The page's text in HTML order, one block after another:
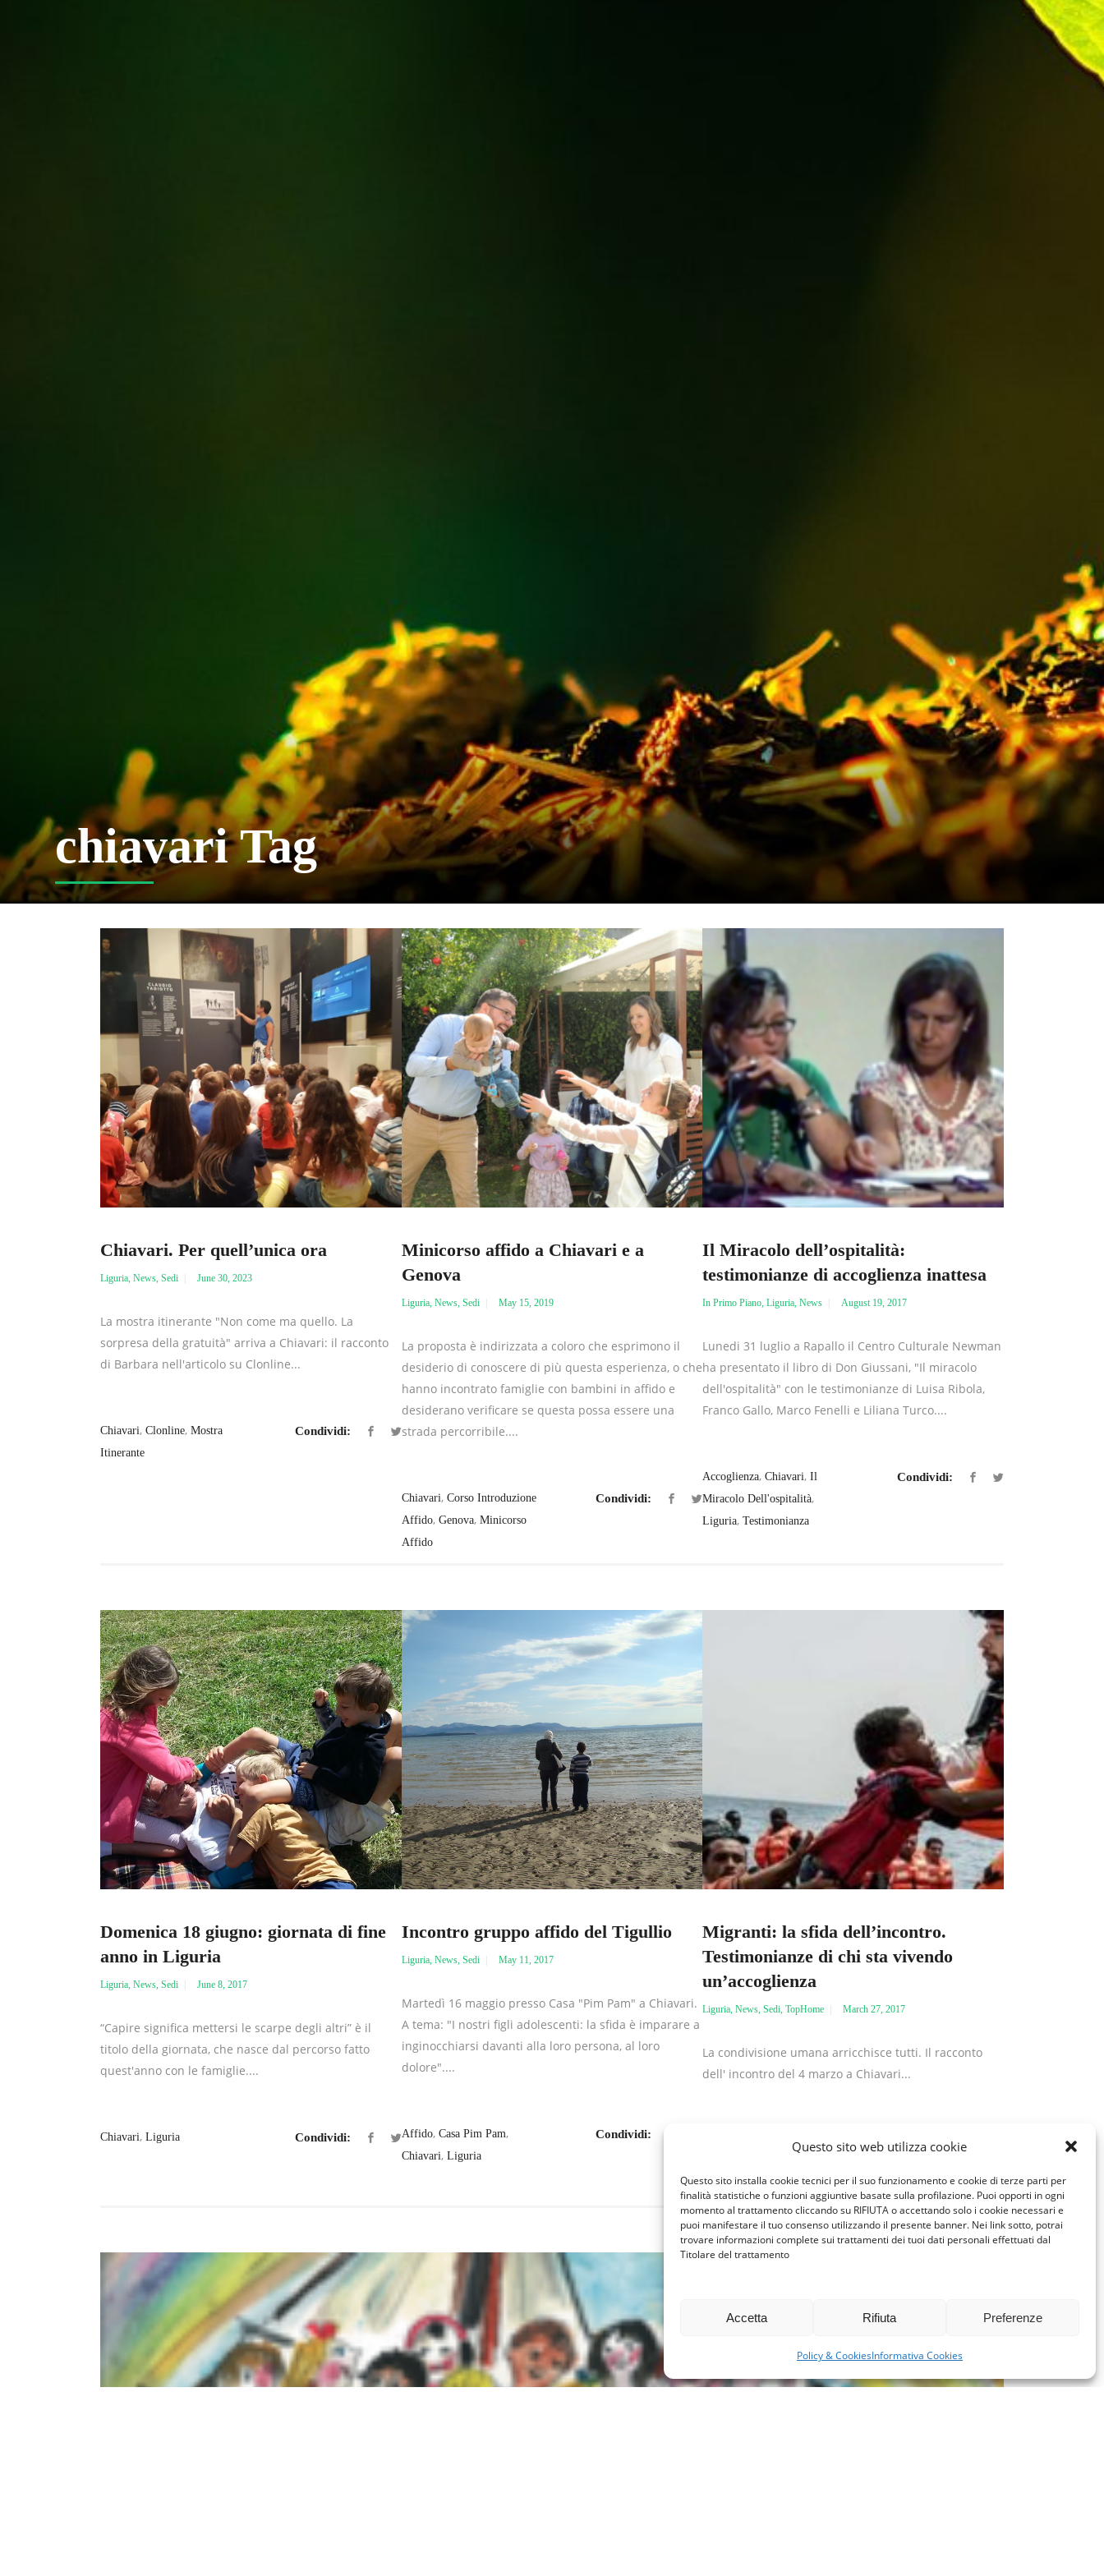
Questo sito web utilizza cookie
Questo sito installa cookie tecnici per il suo funzionamento e cookie di terze parti per
finalità statistiche o funzioni aggiuntive basate sulla profilazione. Puoi opporti in ogni
momento al trattamento cliccando su RIFIUTA o accettando solo i cookie necessari e
puoi manifestare il tuo consenso utilizzando il presente banner. Nei link sotto, potrai
trovare informazioni complete sui trattamenti dei tuoi dati personali effettuati dal
Titolare del trattamento
Accetta Rifiuta Preferenze
Policy & CookiesInformativa Cookies
chiavari Tag
Chiavari. Per quell’unica ora
Liguria, News, Sedi June 30, 2023
La mostra itinerante "Non come ma quello. La
sorpresa della gratuità" arriva a Chiavari: il racconto
di Barbara nell'articolo su Clonline...
Chiavari, Clonline, Mostra
Itinerante
Condividi:
Minicorso affido a Chiavari e a
Genova
Liguria, News, Sedi May 15, 2019
La proposta è indirizzata a coloro che esprimono il
desiderio di conoscere di più questa esperienza, o che
hanno incontrato famiglie con bambini in affido e
desiderano verificare se questa possa essere una
strada percorribile....
Chiavari, Corso Introduzione
Affido, Genova, Minicorso
Affido
Condividi:
Il Miracolo dell’ospitalità:
testimonianze di accoglienza inattesa
In Primo Piano,Liguria,News August 19, 2017
Lunedi 31 luglio a Rapallo il Centro Culturale Newman
ha presentato il libro di Don Giussani, "Il miracolo
dell'ospitalità" con le testimonianze di Luisa Ribola,
Franco Gallo, Marco Fenelli e Liliana Turco....
Accoglienza,Chiavari,Il
Miracolo Dell'ospitalità,
Liguria,Testimonianza
Condividi:
Domenica 18 giugno: giornata di fine
anno in Liguria
Liguria, News, Sedi June 8, 2017
“Capire significa mettersi le scarpe degli altri” è il
titolo della giornata, che nasce dal percorso fatto
quest'anno con le famiglie....
Chiavari, Liguria Condividi:
Incontro gruppo affido del Tigullio
Liguria, News, Sedi May 11, 2017
Martedì 16 maggio presso Casa "Pim Pam" a Chiavari.
A tema: "I nostri figli adolescenti: la sfida è imparare a
inginocchiarsi davanti alla loro persona, al loro
dolore"....
Affido, Casa Pim Pam,
Chiavari, Liguria
Condividi:
Migranti: la sfida dell’incontro.
Testimonianze di chi sta vivendo
un’accoglienza
Liguria,News,Sedi,TopHome March 27, 2017
La condivisione umana arricchisce tutti. Il racconto
dell' incontro del 4 marzo a Chiavari...
Accoglienza Familiare
Testimonianza
Condividi: